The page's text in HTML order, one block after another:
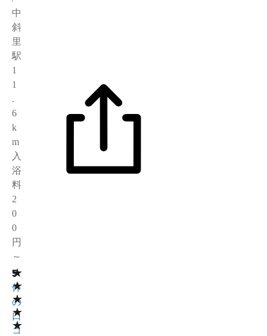
中
斜
里
駅
1
1
.
6
k
m
入
浴
料
2
0
0
円
～
★
★
★
★
★
5
1
件
の
口
コ